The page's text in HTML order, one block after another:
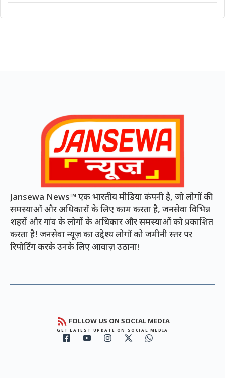
Jansewa News™ एक भारतीय मीडिया कंपनी है, जो लोगों की
समस्याओं और अधिकारों के लिए काम करता है, जनसेवा विभिन्न
शहरों और गांव के लोगों के अधिकार और समस्याओं को प्रकाशित
करता है! जनसेवा न्यूज़ का उद्देश्य लोगों को जमीनी स्तर पर
रिपोर्टिंग करके उनके लिए आवाज़ उठाना!
FOLLOW US ON SOCIAL MEDIA
GET LATEST UPDATE ON SOCIAL MEDIA